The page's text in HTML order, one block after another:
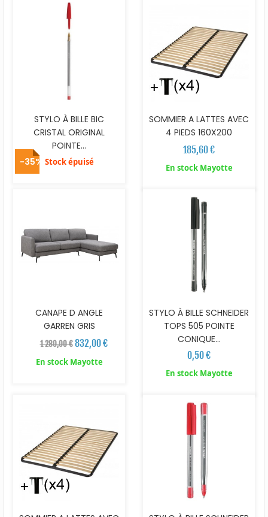
STYLO À BILLE BIC
CRISTAL ORIGINAL
POINTE...
Stock épuisé
SOMMIER A LATTES AVEC
4 PIEDS 160X200
185,60 €
En stock Mayotte
-35%
CANAPE D ANGLE
GARREN GRIS
1 280,00 € 832,00 €
En stock Mayotte
STYLO À BILLE SCHNEIDER
TOPS 505 POINTE
CONIQUE...
0,50 €
En stock Mayotte